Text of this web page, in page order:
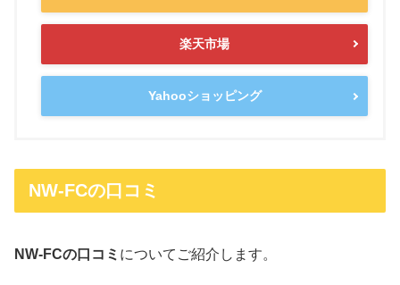
楽天市場
Yahooショッピング
NW-FCの口コミ
NW-FCの口コミ についてご紹介します。